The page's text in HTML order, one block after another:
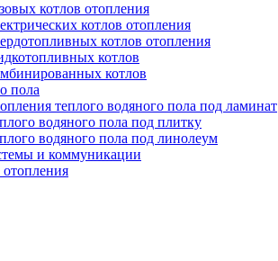
котлов отопления
котлов отопления
котлов отопления
котлов
котлов
пола
теплого водяного пола под ламинат
водяного пола под плитку
водяного пола под линолеум
и коммуникации